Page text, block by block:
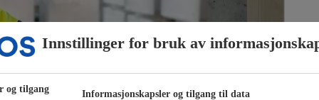
Innstillinger for bruk av
og tilgang
Informasjonskapsler og tilgang til data